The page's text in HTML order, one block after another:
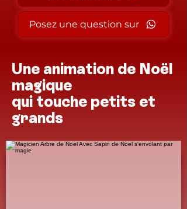
Posez une question sur
Une animation de Noël
magique
qui touche petits et
grands